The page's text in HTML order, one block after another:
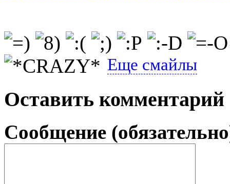
Еще смайлы
Оставить комментарий
Сообщение